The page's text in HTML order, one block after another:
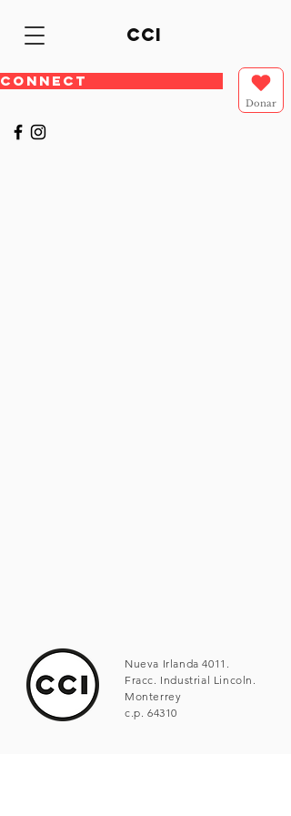
cci
CONNECT
Donar
Nueva Irlanda 4011.
Fracc. Industrial Lincoln.
Monterrey
c.p. 64310